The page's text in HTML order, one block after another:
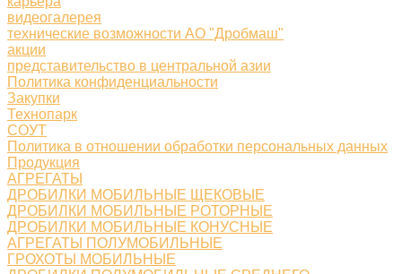
видеогалерея
технические возможности АО "Дробмаш"
акции
представительство в центральной азии
Политика конфиденциальности
Закупки
Технопарк
СОУТ
Политика в отношении обработки персональных данных
Продукция
АГРЕГАТЫ
ДРОБИЛКИ МОБИЛЬНЫЕ ЩЕКОВЫЕ
ДРОБИЛКИ МОБИЛЬНЫЕ РОТОРНЫЕ
ДРОБИЛКИ МОБИЛЬНЫЕ КОНУСНЫЕ
АГРЕГАТЫ ПОЛУМОБИЛЬНЫЕ
ГРОХОТЫ МОБИЛЬНЫЕ